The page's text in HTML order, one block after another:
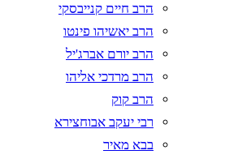
הרב חיים קנייבסקי
הרב יאשיהו פינטו
הרב יורם אברג'יל
הרב מרדכי אליהו
הרב קוק
רבי יעקב אבוחצירא
בבא מאיר